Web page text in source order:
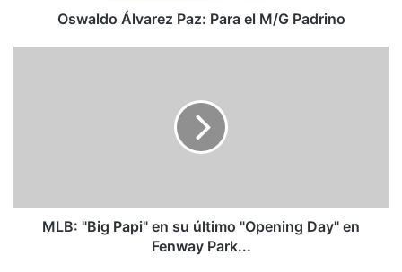
Oswaldo Álvarez Paz: Para el M/G Padrino
en
FenwayMLB: "Big Papi" en su último "Opening Day" en
Fenway Park...